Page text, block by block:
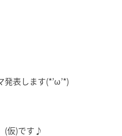
発表します(*’ω’*)
(仮)です♪